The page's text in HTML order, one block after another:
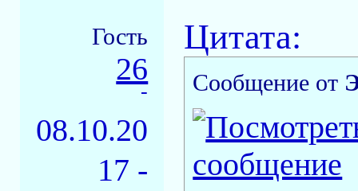
Гость
26
-
08.10.20
17 -
Цитата:
Сообщение от